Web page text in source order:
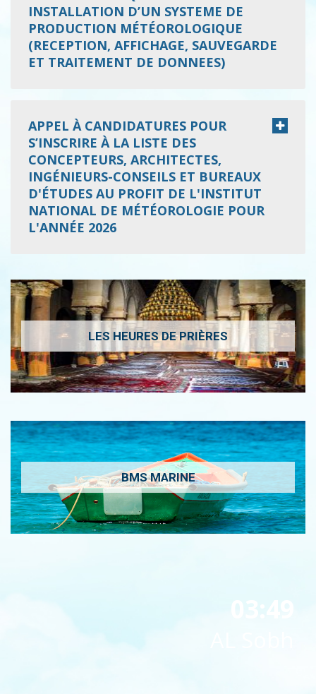
INSTALLATION D’UN SYSTEME DE
PRODUCTION MÉTÉOROLOGIQUE
(RECEPTION, AFFICHAGE, SAUVEGARDE
ET TRAITEMENT DE DONNEES)
APPEL À CANDIDATURES POUR
S’INSCRIRE À LA LISTE DES
CONCEPTEURS, ARCHITECTES,
INGÉNIEURS-CONSEILS ET BUREAUX
D'ÉTUDES AU PROFIT DE L'INSTITUT
NATIONAL DE MÉTÉOROLOGIE POUR
L'ANNÉE 2026
LES HEURES DE PRIÈRES
BMS MARINE
03:49